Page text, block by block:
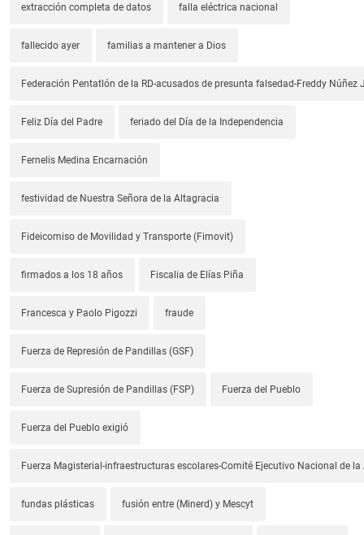
extracción completa de datos falla eléctrica nacional
fallecido ayer familias a mantener a Dios
Federación Pentatlón de la RD-acusados de presunta falsedad-Freddy Núñez
Feliz Día del Padre feriado del Día de la Independencia
Fernelis Medina Encarnación
festividad de Nuestra Señora de la Altagracia
Fideicomiso de Movilidad y Transporte (Fimovit)
firmados a los 18 años Fiscalia de Elías Piña
Francesca y Paolo Pigozzi fraude
Fuerza de Represión de Pandillas (GSF)
Fuerza de Supresión de Pandillas (FSP) Fuerza del Pueblo
Fuerza del Pueblo exigió
Fuerza Magisterial-infraestructuras escolares-Comité Ejecutivo Nacional de la
fundas plásticas fusión entre (Minerd) y Mescyt